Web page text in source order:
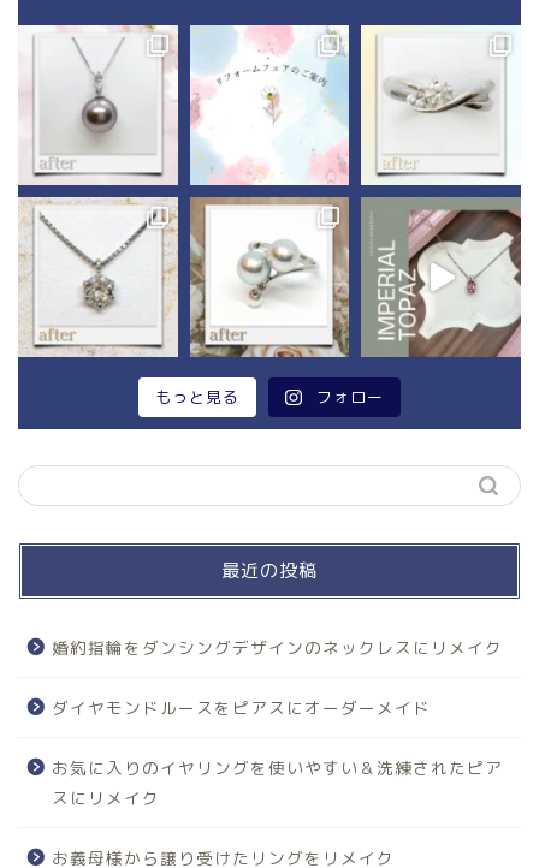
もっと見る フォロー
最近の投稿
婚約指輪をダンシングデザインのネックレスにリメイク
ダイヤモンドルースをピアスにオーダーメイド
お気に入りのイヤリングを使いやすい＆洗練されたピア
スにリメイク
お義母様から譲り受けたリングをリメイク